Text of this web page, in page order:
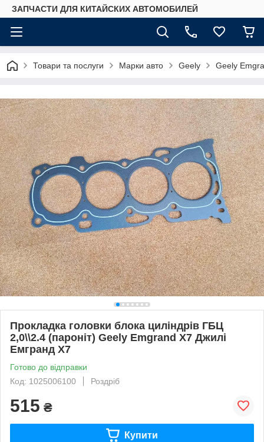
ЗАПЧАСТИ ДЛЯ КИТАЙСКИХ АВТОМОБИЛЕЙ
Товари та послуги Марки авто Geely Geely
Прокладка головки блока циліндрів ГБЦ
2,0\\2.4 (пароніт) Geely Emgrand X7 Джилі
Емгранд Х7
Готово до відправки
Код: 1025006100
Роздріб
515 ₴
Купити